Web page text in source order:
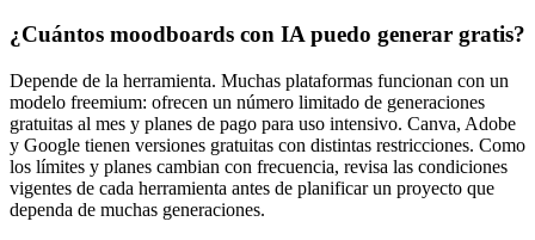
¿Cuántos moodboards con IA puedo generar gratis?
Depende de la herramienta. Muchas plataformas funcionan con un
modelo freemium: ofrecen un número limitado de generaciones
gratuitas al mes y planes de pago para uso intensivo. Canva, Adobe
y Google tienen versiones gratuitas con distintas restricciones. Como
los límites y planes cambian con frecuencia, revisa las condiciones
vigentes de cada herramienta antes de planificar un proyecto que
dependa de muchas generaciones.